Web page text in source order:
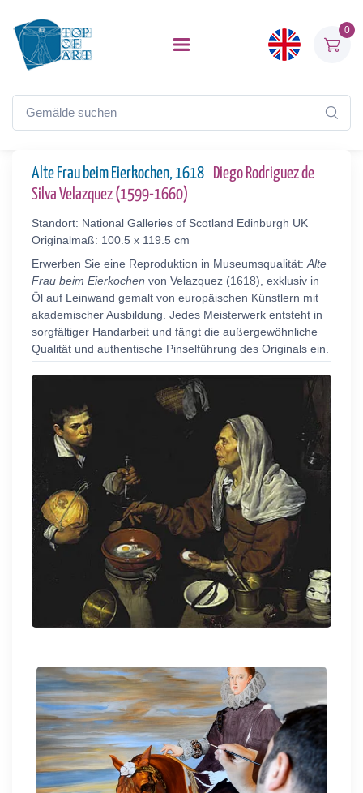
0
Alte Frau beim Eierkochen, 1618
Diego Rodriguez de
Silva Velazquez (1599-1660)
Standort: National Galleries of Scotland Edinburgh UK
Originalmaß: 100.5 x 119.5 cm
Erwerben Sie eine Reproduktion in Museumsqualität: Alte
Frau beim Eierkochen von Velazquez (1618), exklusiv in
Öl auf Leinwand gemalt von europäischen Künstlern mit
akademischer Ausbildung. Jedes Meisterwerk entsteht in
sorgfältiger Handarbeit und fängt die außergewöhnliche
Qualität und authentische Pinselführung des Originals ein.